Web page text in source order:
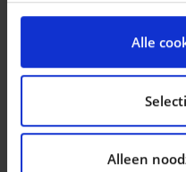
personaliseren, om
bieden en om ons
delen we informatie
onze partners voor
combineren met
verstrekt of die ze
Alle
Alleen